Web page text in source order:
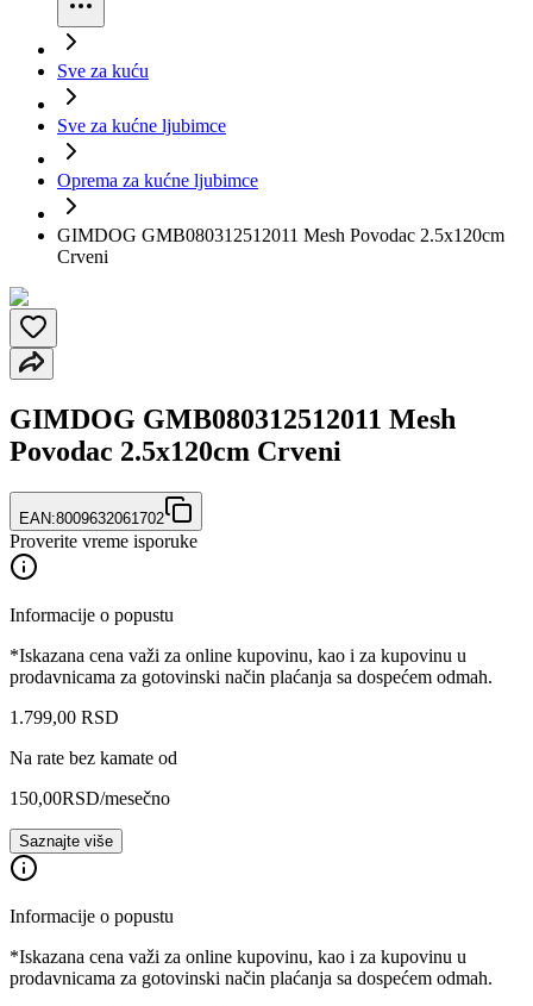
Sve za kuću
Sve za kućne ljubimce
Oprema za kućne ljubimce
GIMDOG GMB080312512011 Mesh Povodac 2.5x120cm
Crveni
GIMDOG GMB080312512011 Mesh
Povodac 2.5x120cm Crveni
EAN:8009632061702
Proverite vreme isporuke
Informacije o popustu
*Iskazana cena važi za online kupovinu, kao i za kupovinu u
prodavnicama za gotovinski način plaćanja sa dospećem odmah.
1.799,00 RSD
Na rate bez kamate od
150,00RSD/mesečno
Saznajte više
Informacije o popustu
*Iskazana cena važi za online kupovinu, kao i za kupovinu u
prodavnicama za gotovinski način plaćanja sa dospećem odmah.